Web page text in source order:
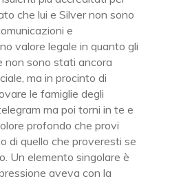
che lui e Silver non sono
e
valore legale in quanto gli
non sono stati ancora
ma in procinto di
le famiglie degli
ma poi torni in te e
profondo che provi
di quello che proveresti se
Un elemento singolare è
aveva con la